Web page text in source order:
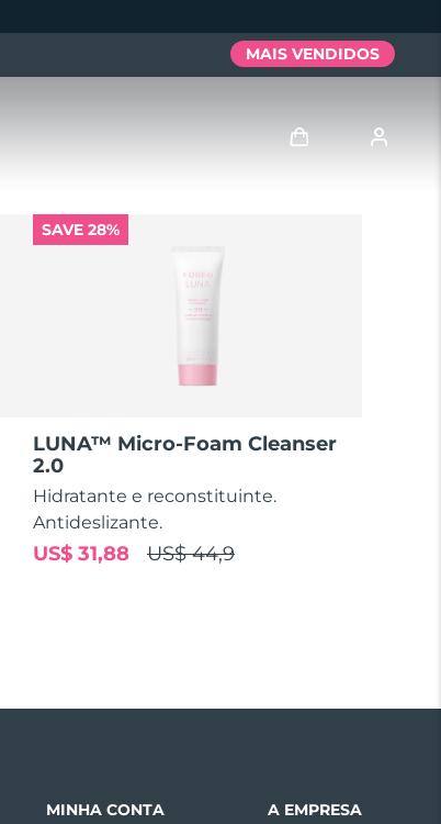
SAVE 28%
LUNA™ Micro-Foam Cleanser
2.0
Hidratante e reconstituinte.
Antideslizante.
US$ 44,9
US$ 31,88
MAIS VENDIDOS
MINHA CONTA A EMPRESA